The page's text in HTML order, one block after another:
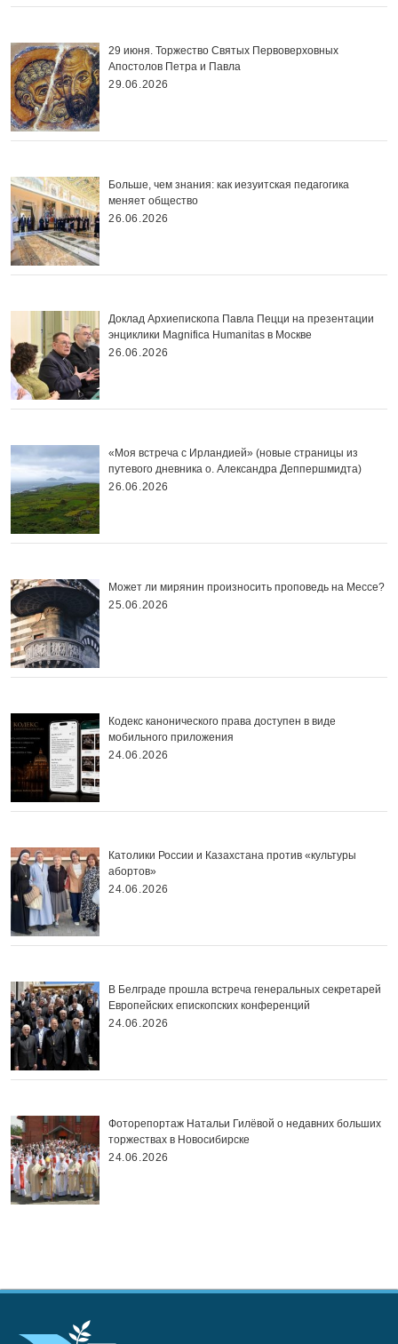
29 июня. Торжество Святых Первоверховных
Апостолов Петра и Павла
29.06.2026
Больше, чем знания: как иезуитская педагогика
меняет общество
26.06.2026
Доклад Архиепископа Павла Пецци на презентации
энциклики Magnifica Нumanitas в Москве
26.06.2026
«Моя встреча с Ирландией» (новые страницы из
путевого дневника о. Александра Деппершмидта)
26.06.2026
Может ли мирянин произносить проповедь на Мессе?
25.06.2026
Кодекс канонического права доступен в виде
мобильного приложения
24.06.2026
Католики России и Казахстана против «культуры
абортов»
24.06.2026
В Белграде прошла встреча генеральных секретарей
Европейских епископских конференций
24.06.2026
Фоторепортаж Натальи Гилёвой о недавних больших
торжествах в Новосибирске
24.06.2026